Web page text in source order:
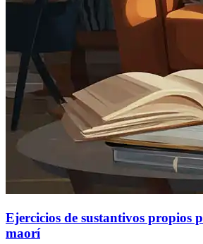
Ejercicios de sustantivos propios
maorí